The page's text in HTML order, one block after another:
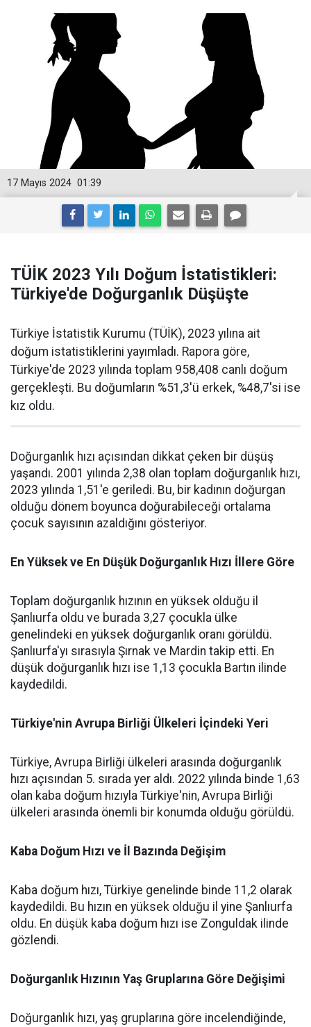
01:39
17 Mayıs 2024
TÜİK 2023 Yılı Doğum İstatistikleri:
Türkiye'de Doğurganlık Düşüşte
Türkiye İstatistik Kurumu (TÜİK), 2023 yılına ait
doğum istatistiklerini yayımladı. Rapora göre,
Türkiye'de 2023 yılında toplam 958,408 canlı doğum
gerçekleşti. Bu doğumların %51,3'ü erkek, %48,7'si ise
kız oldu.
Doğurganlık hızı açısından dikkat çeken bir düşüş
yaşandı. 2001 yılında 2,38 olan toplam doğurganlık hızı,
2023 yılında 1,51'e geriledi. Bu, bir kadının doğurgan
olduğu dönem boyunca doğurabileceği ortalama
çocuk sayısının azaldığını gösteriyor.
En Yüksek ve En Düşük Doğurganlık Hızı İllere Göre
Toplam doğurganlık hızının en yüksek olduğu il
Şanlıurfa oldu ve burada 3,27 çocukla ülke
genelindeki en yüksek doğurganlık oranı görüldü.
Şanlıurfa'yı sırasıyla Şırnak ve Mardin takip etti. En
düşük doğurganlık hızı ise 1,13 çocukla Bartın ilinde
kaydedildi.
Türkiye'nin Avrupa Birliği Ülkeleri İçindeki Yeri
Türkiye, Avrupa Birliği ülkeleri arasında doğurganlık
hızı açısından 5. sırada yer aldı. 2022 yılında binde 1,63
olan kaba doğum hızıyla Türkiye'nin, Avrupa Birliği
ülkeleri arasında önemli bir konumda olduğu görüldü.
Kaba Doğum Hızı ve İl Bazında Değişim
Kaba doğum hızı, Türkiye genelinde binde 11,2 olarak
kaydedildi. Bu hızın en yüksek olduğu il yine Şanlıurfa
oldu. En düşük kaba doğum hızı ise Zonguldak ilinde
gözlendi.
Doğurganlık Hızının Yaş Gruplarına Göre Değişimi
Doğurganlık hızı, yaş gruplarına göre incelendiğinde,